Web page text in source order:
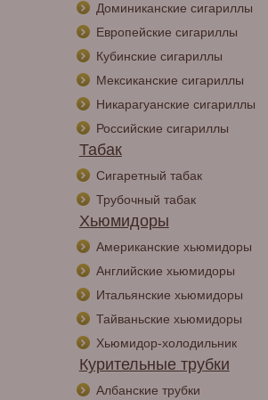
Доминиканские сигариллы
Европейские сигариллы
Кубинские сигариллы
Мексиканские сигариллы
Никарагуанские сигариллы
Российские сигариллы
Табак
Сигаретный табак
Трубочный табак
Хьюмидоры
Американские хьюмидоры
Английские хьюмидоры
Итальянские хьюмидоры
Тайваньские хьюмидоры
Хьюмидор-холодильник
Курительные трубки
Албанские трубки